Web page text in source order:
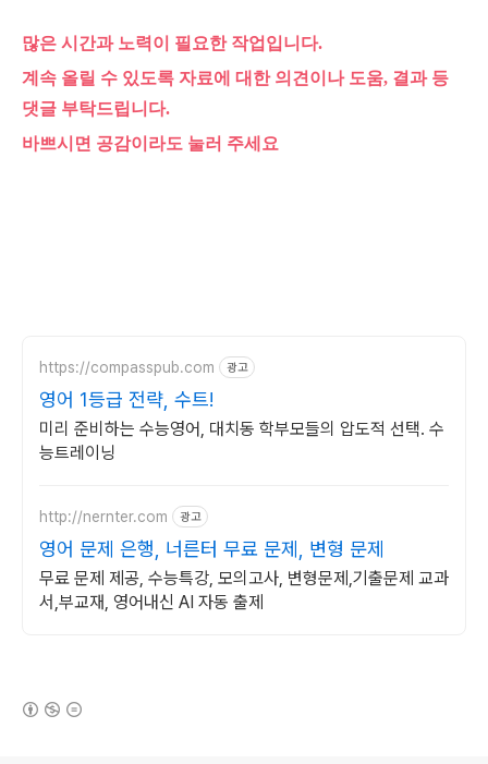
많은 시간과 노력이 필요한 작업입니다.
계속 올릴 수 있도록 자료에 대한 의견이나 도움, 결과 등
댓글 부탁드립니다.
바쁘시면 공감이라도 눌러 주세요
https://compasspub.com 광고
영어 1등급 전략, 수트!
미리 준비하는 수능영어, 대치동 학부모들의 압도적 선택. 수
능트레이닝
http://nernter.com 광고
영어 문제 은행, 너른터 무료 문제, 변형 문제
무료 문제 제공, 수능특강, 모의고사, 변형문제,기출문제 교과
서,부교재, 영어내신 AI 자동 출제